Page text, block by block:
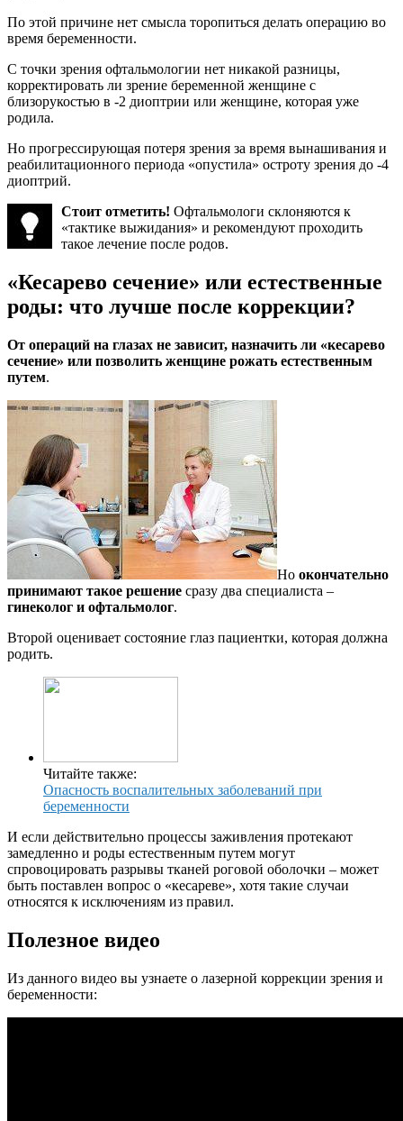
По этой причине нет смысла торопиться делать операцию во
время беременности.
С точки зрения офтальмологии нет никакой разницы,
корректировать ли зрение беременной женщине с
близорукостью в -2 диоптрии или женщине, которая уже
родила.
Но прогрессирующая потеря зрения за время вынашивания и
реабилитационного периода «опустила» остроту зрения до -4
диоптрий.
Стоит отметить! Офтальмологи склоняются к
«тактике выжидания» и рекомендуют проходить
такое лечение после родов.
«Кесарево сечение» или естественные
роды: что лучше после коррекции?
От операций на глазах не зависит, назначить ли «кесарево
сечение» или позволить женщине рожать естественным
путем.
Но окончательно
принимают такое решение сразу два специалиста –
гинеколог и офтальмолог.
Второй оценивает состояние глаз пациентки, которая должна
родить.
Читайте также:
Опасность воспалительных заболеваний при
беременности
И если действительно процессы заживления протекают
замедленно и роды естественным путем могут
спровоцировать разрывы тканей роговой оболочки – может
быть поставлен вопрос о «кесареве», хотя такие случаи
относятся к исключениям из правил.
Полезное видео
Из данного видео вы узнаете о лазерной коррекции зрения и
беременности: